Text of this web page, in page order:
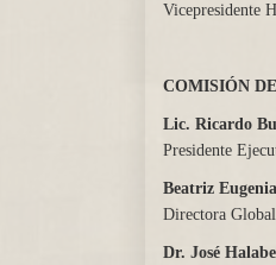
Vicepresidente
COMISIÓN
Lic. Ricardo
Presidente
Beatriz
Directora
Dr. José